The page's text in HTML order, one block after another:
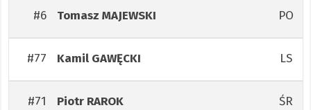
#6 Tomasz MAJEWSKI PO
#77 Kamil GAWĘCKI LS
#71 Piotr RAROK ŚR